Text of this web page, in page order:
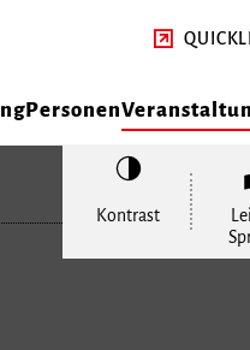
Personen
Kontrast